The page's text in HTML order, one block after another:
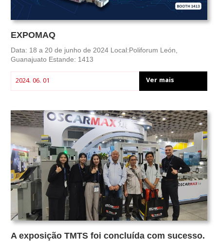
EXPOMAQ
Data: 18 a 20 de junho de 2024 Local:Poliforum León,
Guanajuato Estande: 1413
2024. 06. 01 Ver mais
A exposição TMTS foi concluída com sucesso.